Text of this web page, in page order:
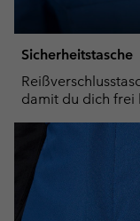
Sicherheitstasche
damit du dich frei